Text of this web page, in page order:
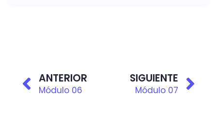
ANTERIOR
Módulo 06
SIGUIENTE
Módulo 07